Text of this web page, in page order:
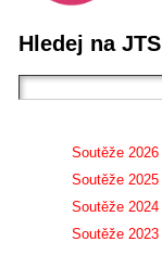
Hledej na JTS
Soutěže 2026
Soutěže 2025
Soutěže 2024
Soutěže 2023